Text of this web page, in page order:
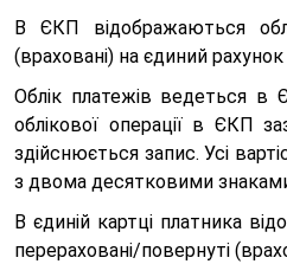
В ЄКП відображаються
(враховані) на єдиний
Облік платежів ведеться в
облікової операції в ЄКП
здійснюється запис. Усі
з двома десятковими
В єдиній картці платника
перераховані/повернуті